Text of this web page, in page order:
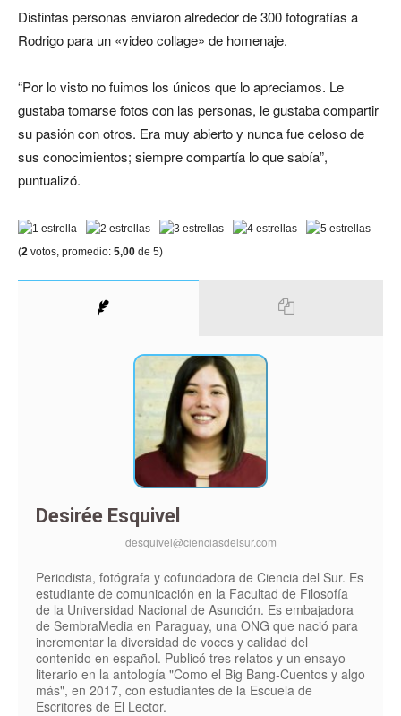
Distintas personas enviaron alrededor de 300 fotografías a
Rodrigo para un «video collage» de homenaje.
“Por lo visto no fuimos los únicos que lo apreciamos. Le
gustaba tomarse fotos con las personas, le gustaba compartir
su pasión con otros. Era muy abierto y nunca fue celoso de
sus conocimientos; siempre compartía lo que sabía”,
puntualizó.
(2 votos, promedio: 5,00 de 5)
Desirée Esquivel
desquivel@cienciasdelsur.com
Periodista, fotógrafa y cofundadora de Ciencia del Sur. Es
estudiante de comunicación en la Facultad de Filosofía
de la Universidad Nacional de Asunción. Es embajadora
de SembraMedia en Paraguay, una ONG que nació para
incrementar la diversidad de voces y calidad del
contenido en español. Publicó tres relatos y un ensayo
literario en la antología "Como el Big Bang-Cuentos y algo
más", en 2017, con estudiantes de la Escuela de
Escritores de El Lector.